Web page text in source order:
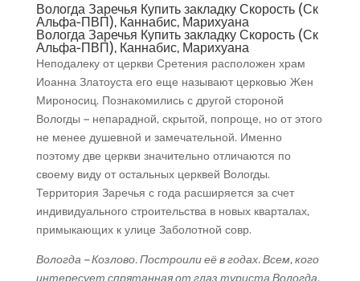
Вологда Заречья Купить закладку Скорость (Ск
Альфа-ПВП), Каннабис, Марихуана
Вологда Заречья Купить закладку Скорость (Ск
Альфа-ПВП), Каннабис, Марихуана
Неподалеку от церкви Сретения расположен храм
Иоанна Златоуста его еще называют церковью Жен
Мироносиц. Познакомились с другой стороной
Вологды – непарадной, скрытой, попроще, но от этого
не менее душевной и замечательной. Именно
поэтому две церкви значительно отличаются по
своему виду от остальных церквей Вологды.
Территория Заречья с года расширяется за счет
индивидуального строительства в новых кварталах,
примыкающих к улице Заболотной совр.
Вологда – Козлово. Построили её в годах. Всем, кого